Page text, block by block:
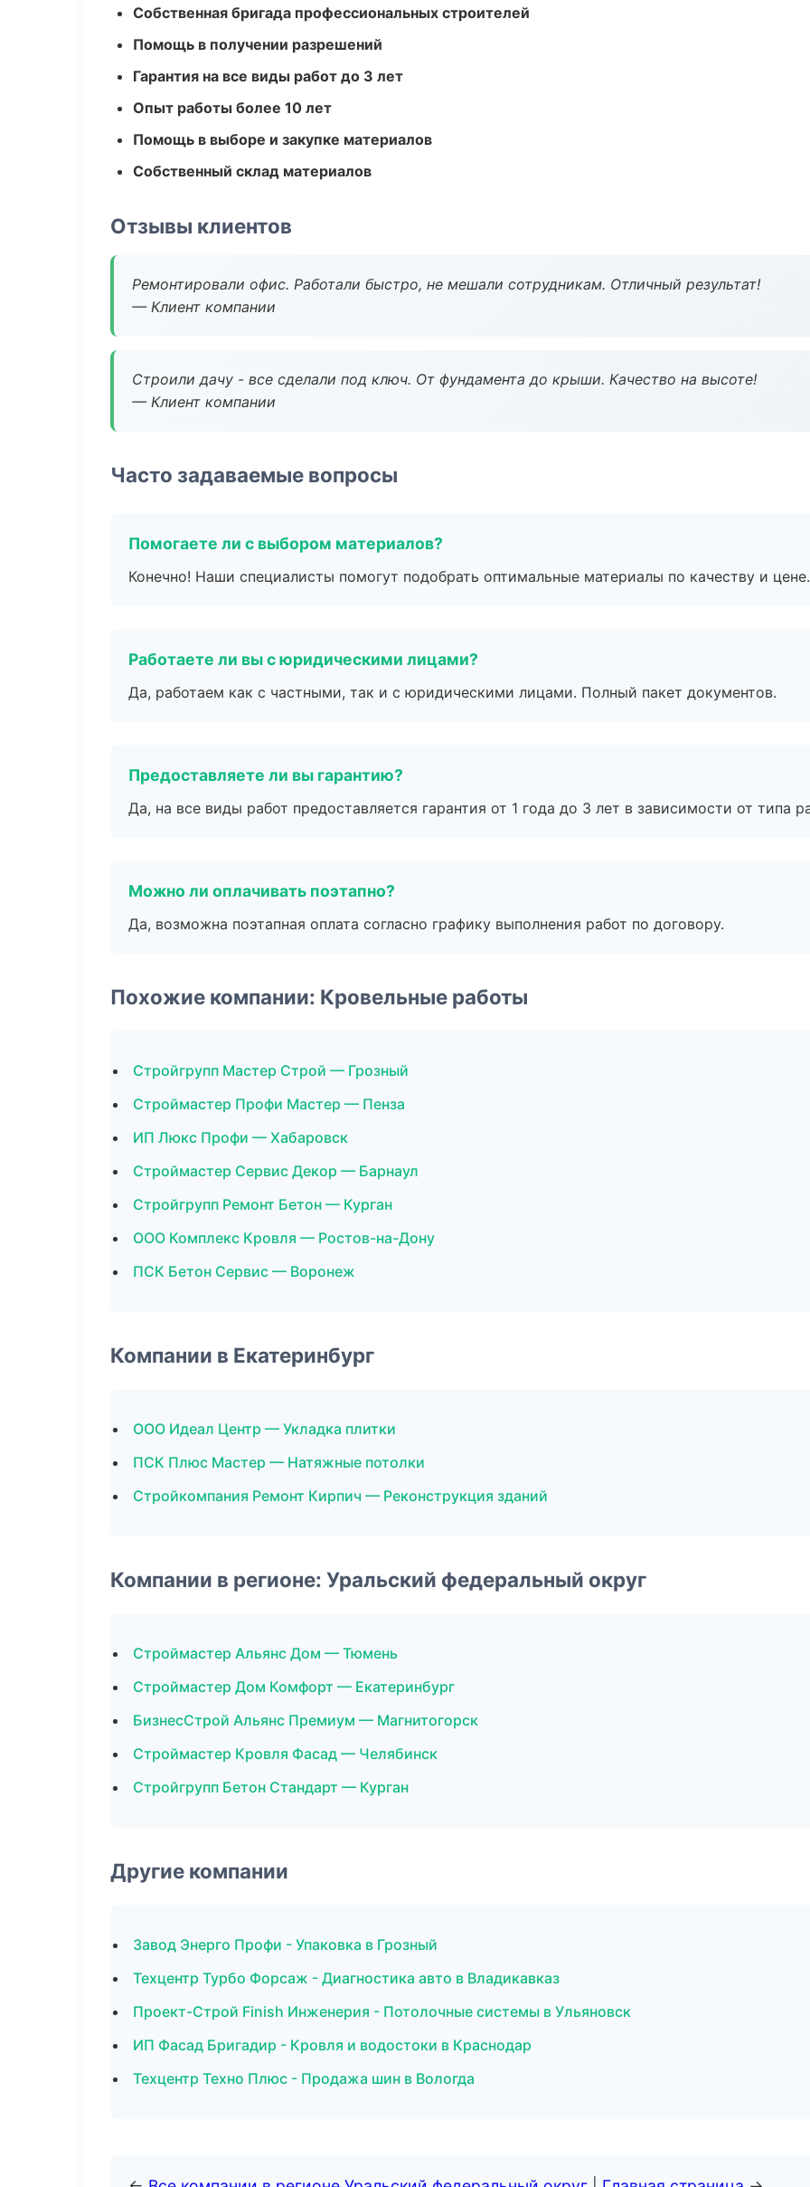
Собственная бригада профессиональных строителей
Помощь в получении разрешений
Гарантия на все виды работ до 3 лет
Опыт работы более 10 лет
Помощь в выборе и закупке материалов
Собственный склад материалов
Отзывы клиентов
Ремонтировали офис. Работали быстро, не мешали сотрудникам. Отличный результат!
— Клиент компании
Строили дачу - все сделали под ключ. От фундамента до крыши. Качество на высоте!
— Клиент компании
Часто задаваемые вопросы
Помогаете ли с выбором материалов?
Конечно! Наши специалисты помогут подобрать оптимальные материалы по качеству и цене.
Работаете ли вы с юридическими лицами?
Да, работаем как с частными, так и с юридическими лицами. Полный пакет документов.
Предоставляете ли вы гарантию?
Да, на все виды работ предоставляется гарантия от 1 года до 3 лет в зависимости от типа
Можно ли оплачивать поэтапно?
Да, возможна поэтапная оплата согласно графику выполнения работ по договору.
Похожие компании: Кровельные работы
Стройгрупп Мастер Строй — Грозный
Строймастер Профи Мастер — Пенза
ИП Люкс Профи — Хабаровск
Строймастер Сервис Декор — Барнаул
Стройгрупп Ремонт Бетон — Курган
ООО Комплекс Кровля — Ростов-на-Дону
ПСК Бетон Сервис — Воронеж
Компании в Екатеринбург
ООО Идеал Центр — Укладка плитки
ПСК Плюс Мастер — Натяжные потолки
Стройкомпания Ремонт Кирпич — Реконструкция зданий
Компании в регионе: Уральский федеральный округ
Строймастер Альянс Дом — Тюмень
Строймастер Дом Комфорт — Екатеринбург
БизнесСтрой Альянс Премиум — Магнитогорск
Строймастер Кровля Фасад — Челябинск
Стройгрупп Бетон Стандарт — Курган
Другие компании
Завод Энерго Профи - Упаковка в Грозный
Техцентр Турбо Форсаж - Диагностика авто в Владикавказ
Проект-Строй Finish Инженерия - Потолочные системы в Ульяновск
ИП Фасад Бригадир - Кровля и водостоки в Краснодар
Техцентр Техно Плюс - Продажа шин в Вологда